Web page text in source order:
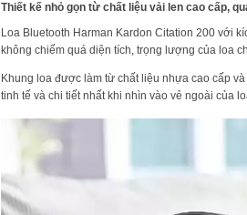
Thiết kế nhỏ gọn từ chất liệu vải len cao cấp,
Loa Bluetooth Harman Kardon Citation 200 với
không chiếm quá diện tích, trọng lượng của loa
Khung loa được làm từ chất liệu nhựa cao cấp
tinh tế và chi tiết nhất khi nhìn vào vẻ ngoài của